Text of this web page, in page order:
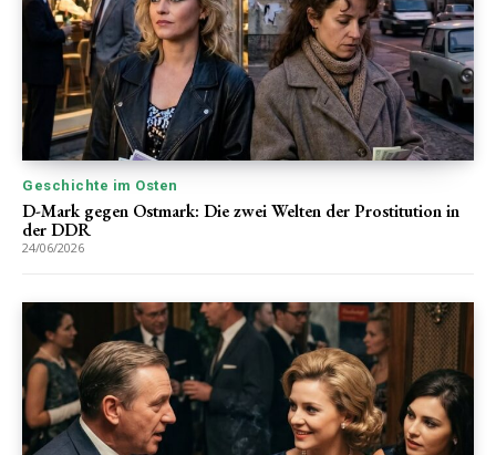
Geschichte im Osten
D-Mark gegen Ostmark: Die zwei Welten der Prostitution in
der DDR
24/06/2026